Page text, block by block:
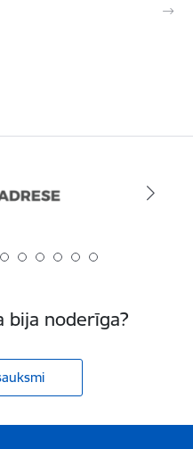
bija noderīga?